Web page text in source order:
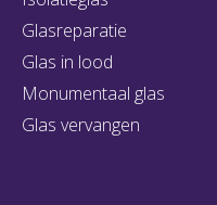
Glasreparatie
Glas in lood
Monumentaal glas
Glas vervangen